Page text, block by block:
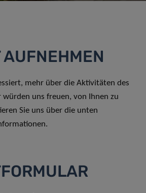
AUFNEHMEN
mehr über die Aktivitäten des
würden uns freuen, von Ihnen zu
Sie uns über die unten